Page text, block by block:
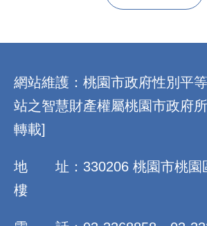
網站維護：桃園市政府性別平
站之智慧財產權屬桃園市政府
轉載]
地 址：330206 桃園市桃園
樓